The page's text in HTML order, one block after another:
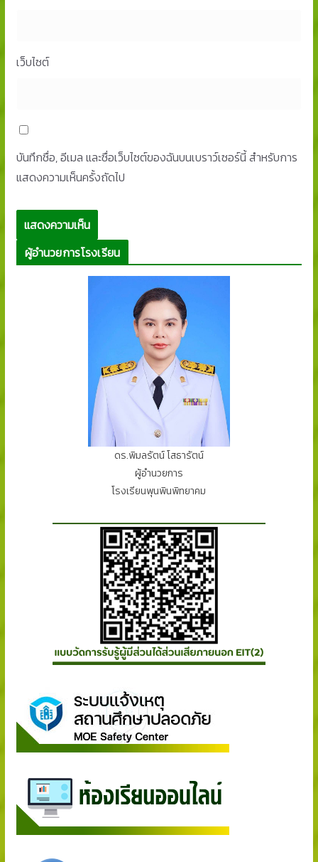
เว็บไซต์
บันทึกชื่อ, อีเมล และชื่อเว็บไซต์ของฉันบนเบราว์เซอร์นี้ สำหรับการ
แสดงความเห็นครั้งถัดไป
ผู้อำนวยการโรงเรียน
ดร.พิมลรัตน์ โสธารัตน์
ผู้อำนวยการ
โรงเรียนพุนพินพิทยาคม